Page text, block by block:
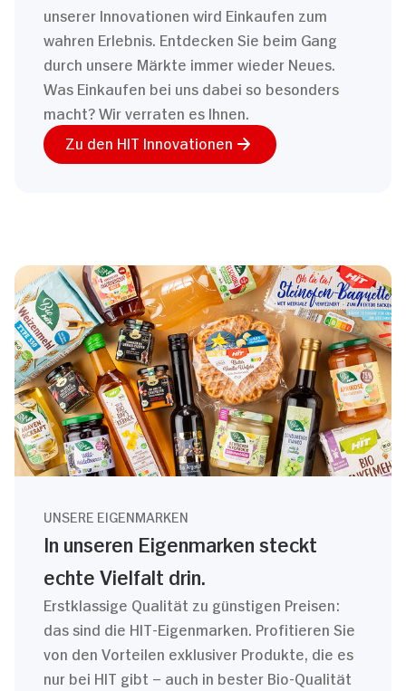
unserer Innovationen wird Einkaufen zum
wahren Erlebnis. Entdecken Sie beim Gang
durch unsere Märkte immer wieder Neues.
Was Einkaufen bei uns dabei so besonders
macht? Wir verraten es Ihnen.
Zu den HIT Innovationen
UNSERE EIGENMARKEN
In unseren Eigenmarken steckt
echte Vielfalt drin.
Erstklassige Qualität zu günstigen Preisen:
das sind die HIT-Eigenmarken. Profitieren Sie
von den Vorteilen exklusiver Produkte, die es
nur bei HIT gibt – auch in bester Bio-Qualität